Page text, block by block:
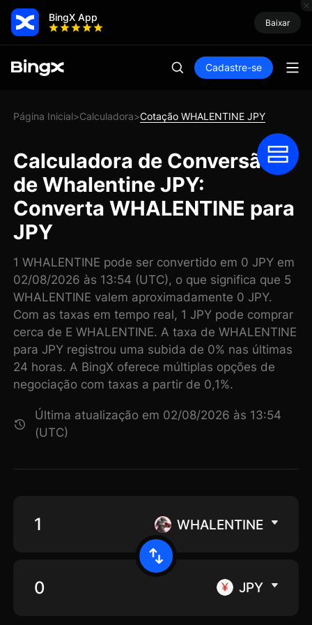
BingX App Baixar
Cadastre-se
Página Inicial>Calculadora>Cotação WHALENTINE JPY
Calculadora de Conversão
de Whalentine JPY:
Converta WHALENTINE para
JPY
1 WHALENTINE pode ser convertido em 0 JPY em
02/08/2026 às 13:54 (UTC), o que significa que 5
WHALENTINE valem aproximadamente 0 JPY.
Com as taxas em tempo real, 1 JPY pode comprar
cerca de E WHALENTINE. A taxa de WHALENTINE
para JPY registrou uma subida de 0% nas últimas
24 horas. A BingX oferece múltiplas opções de
negociação com taxas a partir de 0,1%.
Última atualização em 02/08/2026 às 13:54
(UTC)
WHALENTINE
JPY